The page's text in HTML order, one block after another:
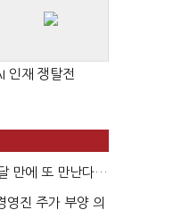
인재 쟁탈전
만에 또 만난다…
영진 주가 부양 의